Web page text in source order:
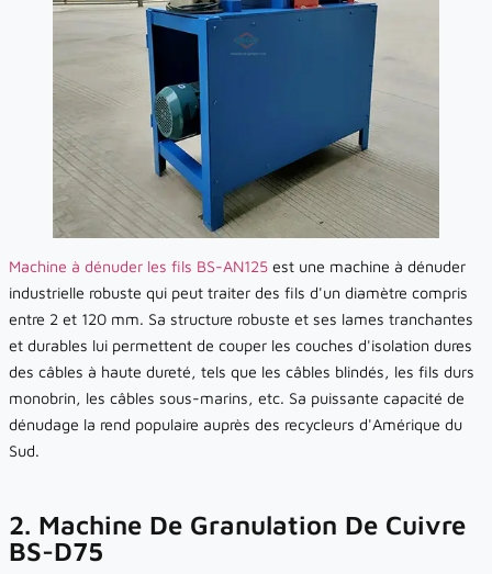
Machine à dénuder les fils BS-AN125 est une machine à dénuder
industrielle robuste qui peut traiter des fils d'un diamètre compris
entre 2 et 120 mm. Sa structure robuste et ses lames tranchantes
et durables lui permettent de couper les couches d'isolation dures
des câbles à haute dureté, tels que les câbles blindés, les fils durs
monobrin, les câbles sous-marins, etc. Sa puissante capacité de
dénudage la rend populaire auprès des recycleurs d'Amérique du
Sud.
2. Machine De Granulation De Cuivre
BS-D75